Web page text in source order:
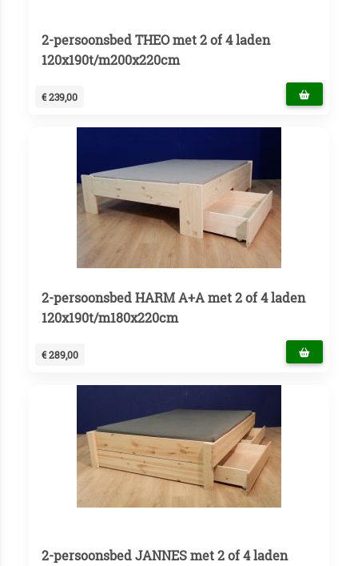
2-persoonsbed THEO met 2 of 4 laden
120x190t/m200x220cm
€ 239,00
2-persoonsbed HARM A+A met 2 of 4 laden
120x190t/m180x220cm
€ 289,00
2-persoonsbed JANNES met 2 of 4 laden